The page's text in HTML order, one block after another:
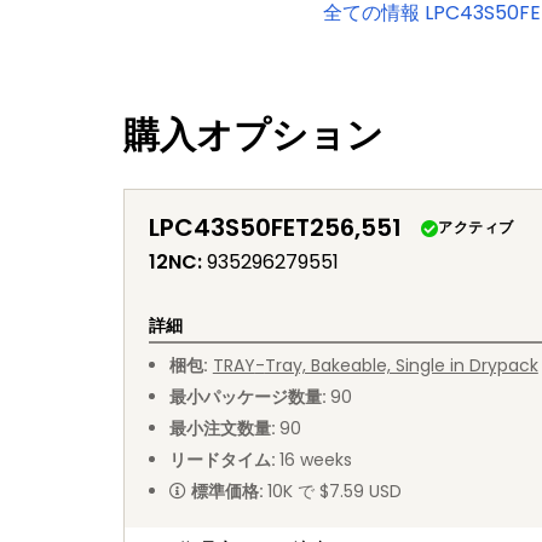
全ての情報
購入オプション
LPC43S50FET256,551 アクティブ
12NC:935296279551
詳細
梱包: TRAY-Tray, Bakeable, Single in Drypack
最小パッケージ数量: 90
最小注文数量: 90
リードタイム: 16 weeks
標準価格: 10K で $7.59 USD